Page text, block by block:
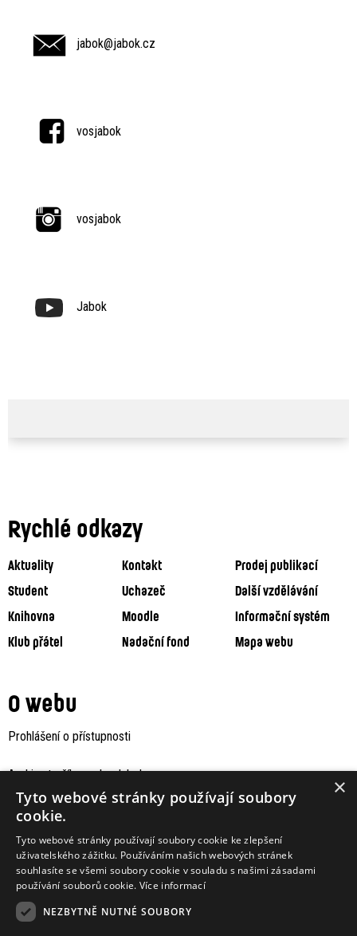
jabok@jabok.cz
vosjabok
vosjabok
Jabok
Rychlé odkazy
Aktuality Kontakt
Prodej publikací
Student
Uchazeč
Další vzdělávání
Knihovna
Moodle
Informační systém
Klub přátel
Nadační fond Mapa webu
O webu
Prohlášení o přístupnosti
Archiv staršího webu Jaboku ×
Tyto webové stránky používají soubory
cookie.
Tyto webové stránky používají soubory cookie ke zlepšení
uživatelského zážitku. Používáním našich webových stránek
souhlasíte se všemi soubory cookie v souladu s našimi zásadami
používání souborů cookie. Více informací
NEZBYTNĚ NUTNÉ SOUBORY